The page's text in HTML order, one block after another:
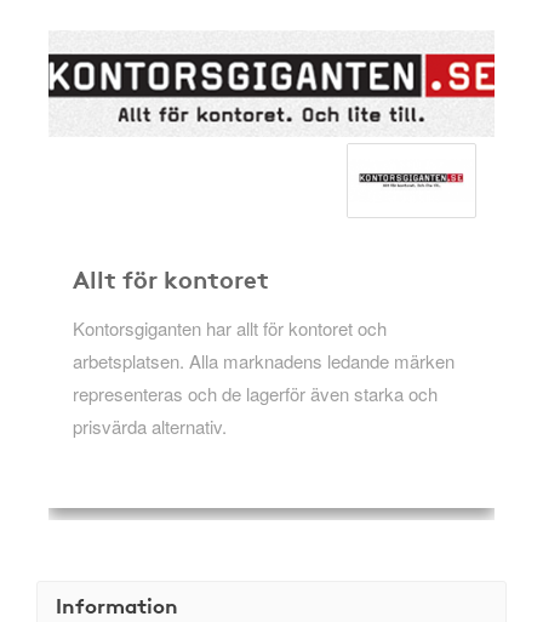
Allt för kontoret
Kontorsgiganten har allt för kontoret och
arbetsplatsen. Alla marknadens ledande märken
representeras och de lagerför även starka och
prisvärda alternativ.
Information